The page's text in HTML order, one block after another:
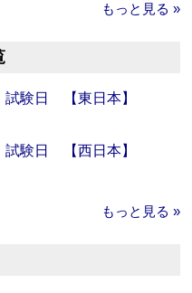
もっと見る »
験日 【東日本】
験日 【西日本】
もっと見る »